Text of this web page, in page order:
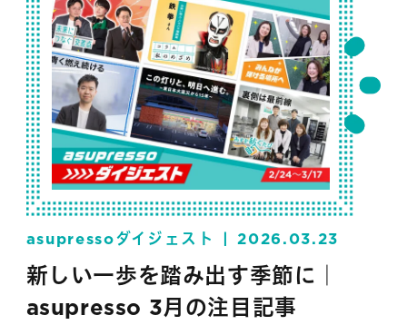
asupressoダイジェスト 2026.03.23
新しい一歩を踏み出す季節に｜
asupresso 3月の注目記事